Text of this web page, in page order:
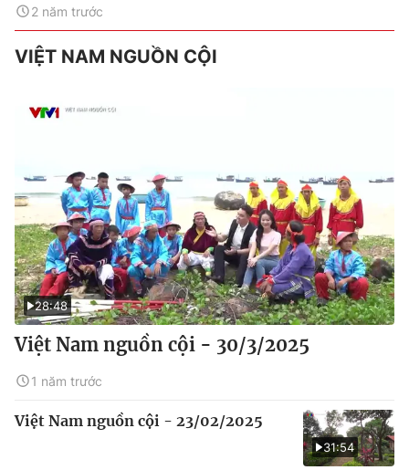
2 năm trước
VIỆT NAM NGUỒN CỘI
28:48
Việt Nam nguồn cội - 30/3/2025
1 năm trước
31:54
Việt Nam nguồn cội - 23/02/2025